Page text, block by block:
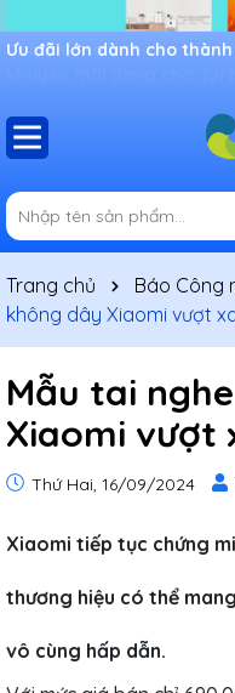
Ưu đãi lớn dành cho
Trang chủ Báo Công
không dây Xiaomi vượt
Mẫu tai
Xiaomi vượt
Thứ Hai, 16/09/2024
Xiaomi tiếp tục chứng
thương hiệu có thể
vô cùng hấp dẫn.